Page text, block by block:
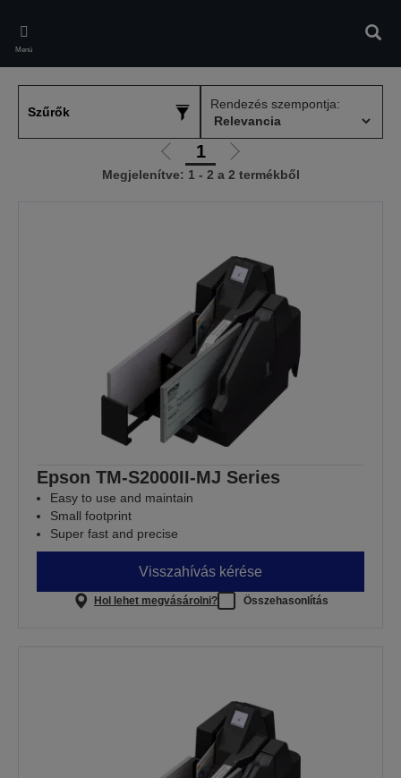
main
content
Menü
Szűrők
Rendezés szempontja:
Előző
oldalra
1
Következő
oldalra
Megjelenítve: 1 - 2 a 2 termékből
Epson TM-S2000II-MJ Series
Easy to use and maintain
Small footprint
Super fast and precise
Visszahívás kérése
Hol lehet megvásárolni? Összehasonlítás